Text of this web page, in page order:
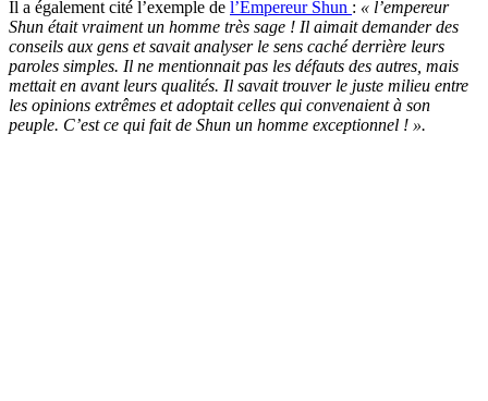
Il a également cité l’exemple de l’Empereur Shun : « l’empereur
Shun était vraiment un homme très sage ! Il aimait demander des
conseils aux gens et savait analyser le sens caché derrière leurs
paroles simples. Il ne mentionnait pas les défauts des autres, mais
mettait en avant leurs qualités. Il savait trouver le juste milieu entre
les opinions extrêmes et adoptait celles qui convenaient à son
peuple. C’est ce qui fait de Shun un homme exceptionnel ! ».